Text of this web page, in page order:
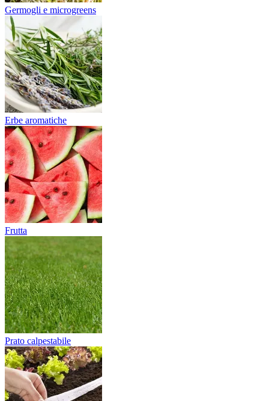
Germogli e microgreens
Erbe aromatiche
Frutta
Prato calpestabile